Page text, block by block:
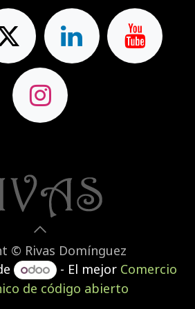
© Rivas Domínguez
- El mejor Comercio
de código abierto